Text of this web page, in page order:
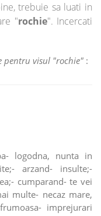
trebuie sa luati in
"rochie". Incercati
pentru visul "rochie" :
logodna, nunta in
arzand- insulte;-
cumparand- te vei
multe- necaz mare,
imprejurari